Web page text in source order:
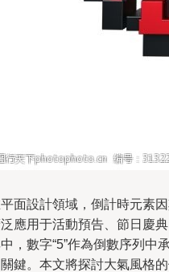
面設計領域，倒計時元素
應用于活動預告、節日慶
，數字“5”作為倒數序列中
鍵。本文將探討大氣風格